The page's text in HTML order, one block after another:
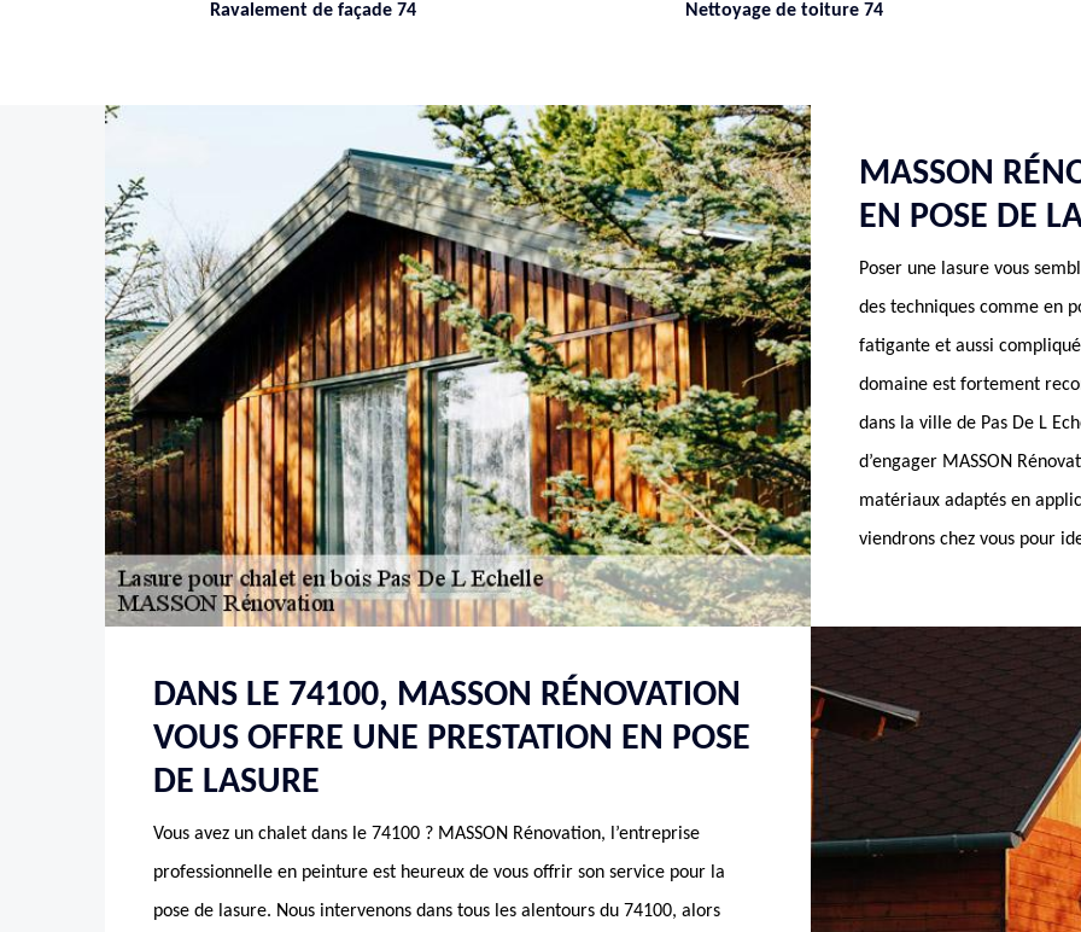
Ravalement de façade 74 Nettoyage de toiture 74
MASSON
EN POSE DE
Poser une lasure vous
des techniques comme en
fatigante et aussi
domaine est fortement
dans la ville de Pas De L
d’engager MASSON
matériaux adaptés en
viendrons chez vous pour
DANS LE 74100, MASSON RÉNOVATION
VOUS OFFRE UNE PRESTATION EN POSE
DE LASURE
Vous avez un chalet dans le 74100 ? MASSON Rénovation, l’entreprise
professionnelle en peinture est heureux de vous offrir son service pour la
pose de lasure. Nous intervenons dans tous les alentours du 74100, alors